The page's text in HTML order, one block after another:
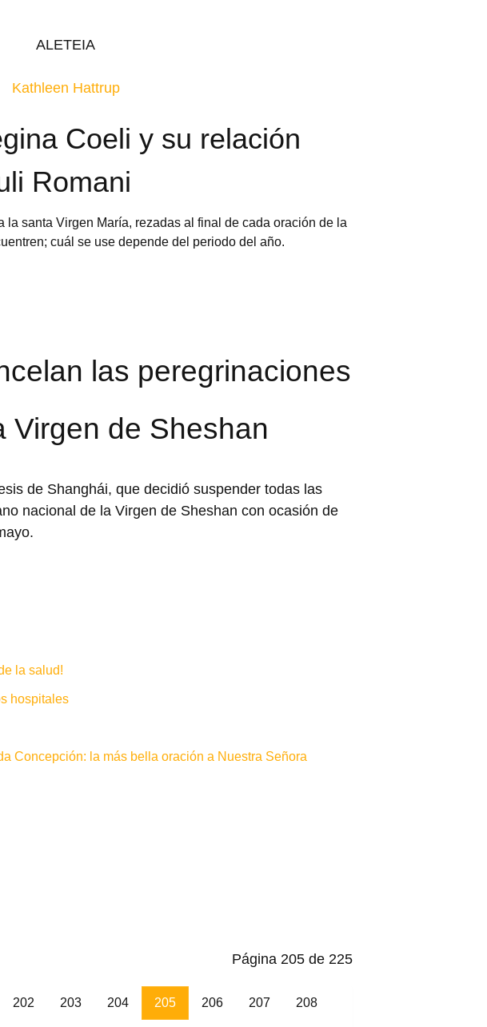
ALETEIA
Kathleen Hattrup
Coeli y su relación
Romani
la santa Virgen María, rezadas al final de cada oración de la
cuál se use depende del periodo del año.
las peregrinaciones
Virgen de Sheshan
de Shanghái, que decidió suspender todas las
nacional de la Virgen de Sheshan con ocasión de
la salud!
hospitales
Concepción: la más bella oración a Nuestra Señora
Página 205 de 225
202 203 204 205 206 207 208